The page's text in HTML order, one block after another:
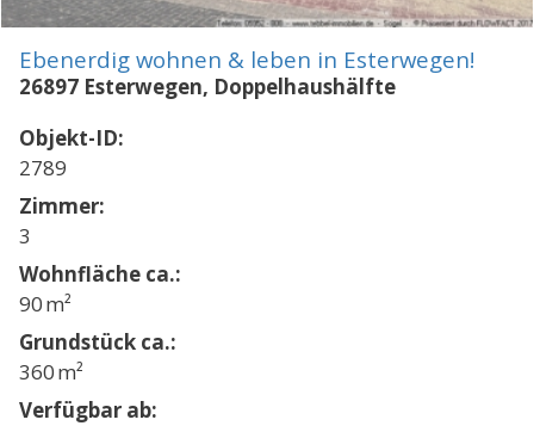
Ebenerdig wohnen & leben in Esterwegen!
26897 Esterwegen, Doppelhaushälfte
Objekt-ID:
2789
Zimmer:
3
Wohnfläche ca.:
90 m²
Grund­stück ca.:
360 m²
Verfügbar ab: